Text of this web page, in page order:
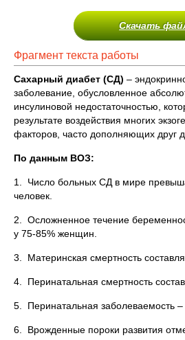
Скачать
Фрагмент текста работы
Сахарный диабет (СД) –
заболевание, обусловленное
инсулиновой недостаточностью,
результате воздействия многих
факторов, часто дополняющих друг
По данным ВОЗ:
1. Число больных СД в мире
человек.
2. Осложненное течение
у 75-85% женщин.
3. Материнская смертность
4. Перинатальная смертность
5. Перинатальная заболеваемость –
6. Врожденные пороки развития